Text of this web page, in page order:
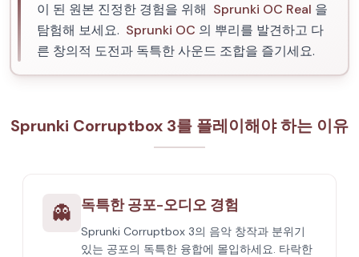
이 된 원본 진정한 경험을 위해 Sprunki OC Real 을
탐험해 보세요. Sprunki OC 의 뿌리를 발견하고 다
른 창의적 도전과 독특한 사운드 조합을 즐기세요.
Sprunki Corruptbox 3를 플레이해야 하는 이유
👻 독특한 공포-오디오 경험
Sprunki Corruptbox 3의 음악 창작과 분위기
있는 공포의 독특한 융합에 몰입하세요. 타락한